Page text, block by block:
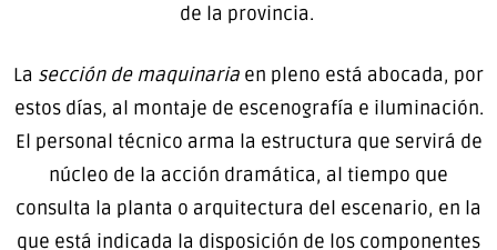
de la provincia.
La sección de maquinaria en pleno está abocada, por
estos días, al montaje de escenografía e iluminación.
El personal técnico arma la estructura que servirá de
núcleo de la acción dramática, al tiempo que
consulta la planta o arquitectura del escenario, en la
que está indicada la disposición de los componentes